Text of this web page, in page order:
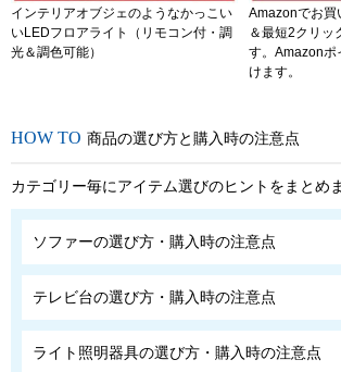
インテリアオブジェのようなかっこい
いLEDフロアライト（リモコン付・調
光＆調色可能）
Amazonでお買
＆最短2クリッ
す。Amazonポ
けます。
商品の選び方と購入時の注意点
カテゴリー毎にアイテム選びのヒントをまとめ
ソファーの選び方・購入時の注意点
テレビ台の選び方・購入時の注意点
ライト照明器具の選び方・購入時の注意点